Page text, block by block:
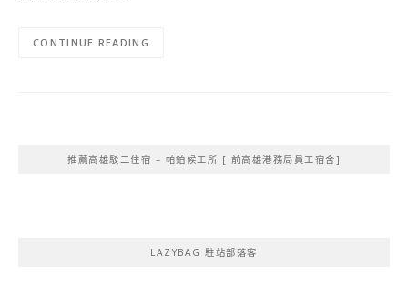
CONTINUE READING
推薦高雄駁二住宿 – 帕鉑候工所 [ 前高雄港務局員工宿舍]
LAZYBAG 駐站部落客